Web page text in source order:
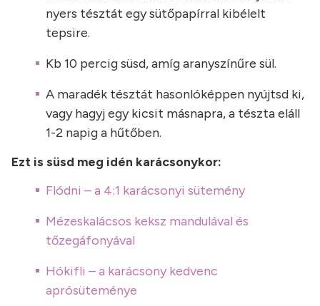
nyers tésztát egy sütőpapírral kibélelt
tepsire.
Kb 10 percig süsd, amíg aranyszínűre sül.
A maradék tésztát hasonlóképpen nyújtsd ki,
vagy hagyj egy kicsit másnapra, a tészta eláll
1-2 napig a hűtőben.
Ezt is süsd meg idén karácsonykor:
Flódni – a 4:1 karácsonyi sütemény
Mézeskalácsos keksz mandulával és
tőzegáfonyával
Hókifli – a karácsony kedvenc
aprósüteménye